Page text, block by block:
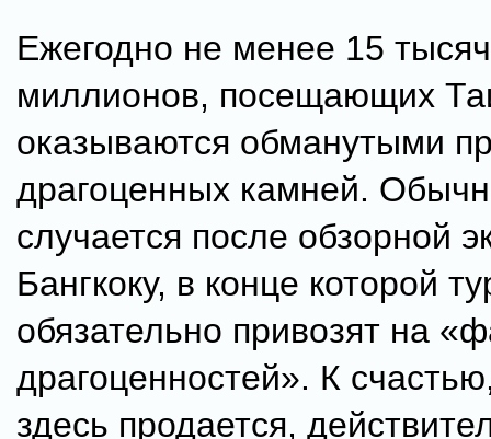
Ежегодно не менее 15
миллионов, посещающих
оказываются обманутыми
драгоценных камней.
случается после обзорной
Бангкоку, в конце которой
обязательно привозят на
драгоценностей». К
здесь продается,